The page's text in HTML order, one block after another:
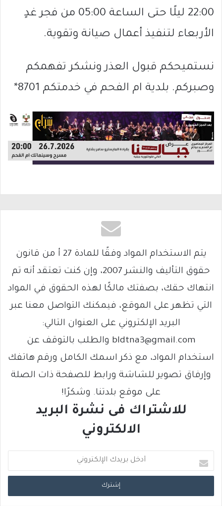
22:00 ليلًا حتى الساعة 05:00 من فجر غدٍ
الأربعاء لتنفيذ أعمال صيانة وتقوية.
نستميحكم قبول العذر ونشكر تفهمكم
وصبركم. بلدية ام الفحم في خدمتكم 8701*
يتم الاستخدام المواد وفقًا للمادة 27 أ من قانون
حقوق التأليف والنشر 2007، وإن كنت تعتقد أنه تم
انتهاك حقك، بصفتك مالكًا لهذه الحقوق في المواد
التي تظهر على الموقع، فيمكنك التواصل معنا عبر
البريد الإلكتروني على العنوان التالي:
bldtna3@gmail.com والطلب بالتوقف عن
استخدام المواد، مع ذكر اسمك الكامل ورقم هاتفك
وإرفاق تصوير للشاشة ورابط للصفحة ذات الصلة
على موقع بلدتنا. وشكرًا!
للاشتراك فى نشرة البريد
الالكتروني
د
خ